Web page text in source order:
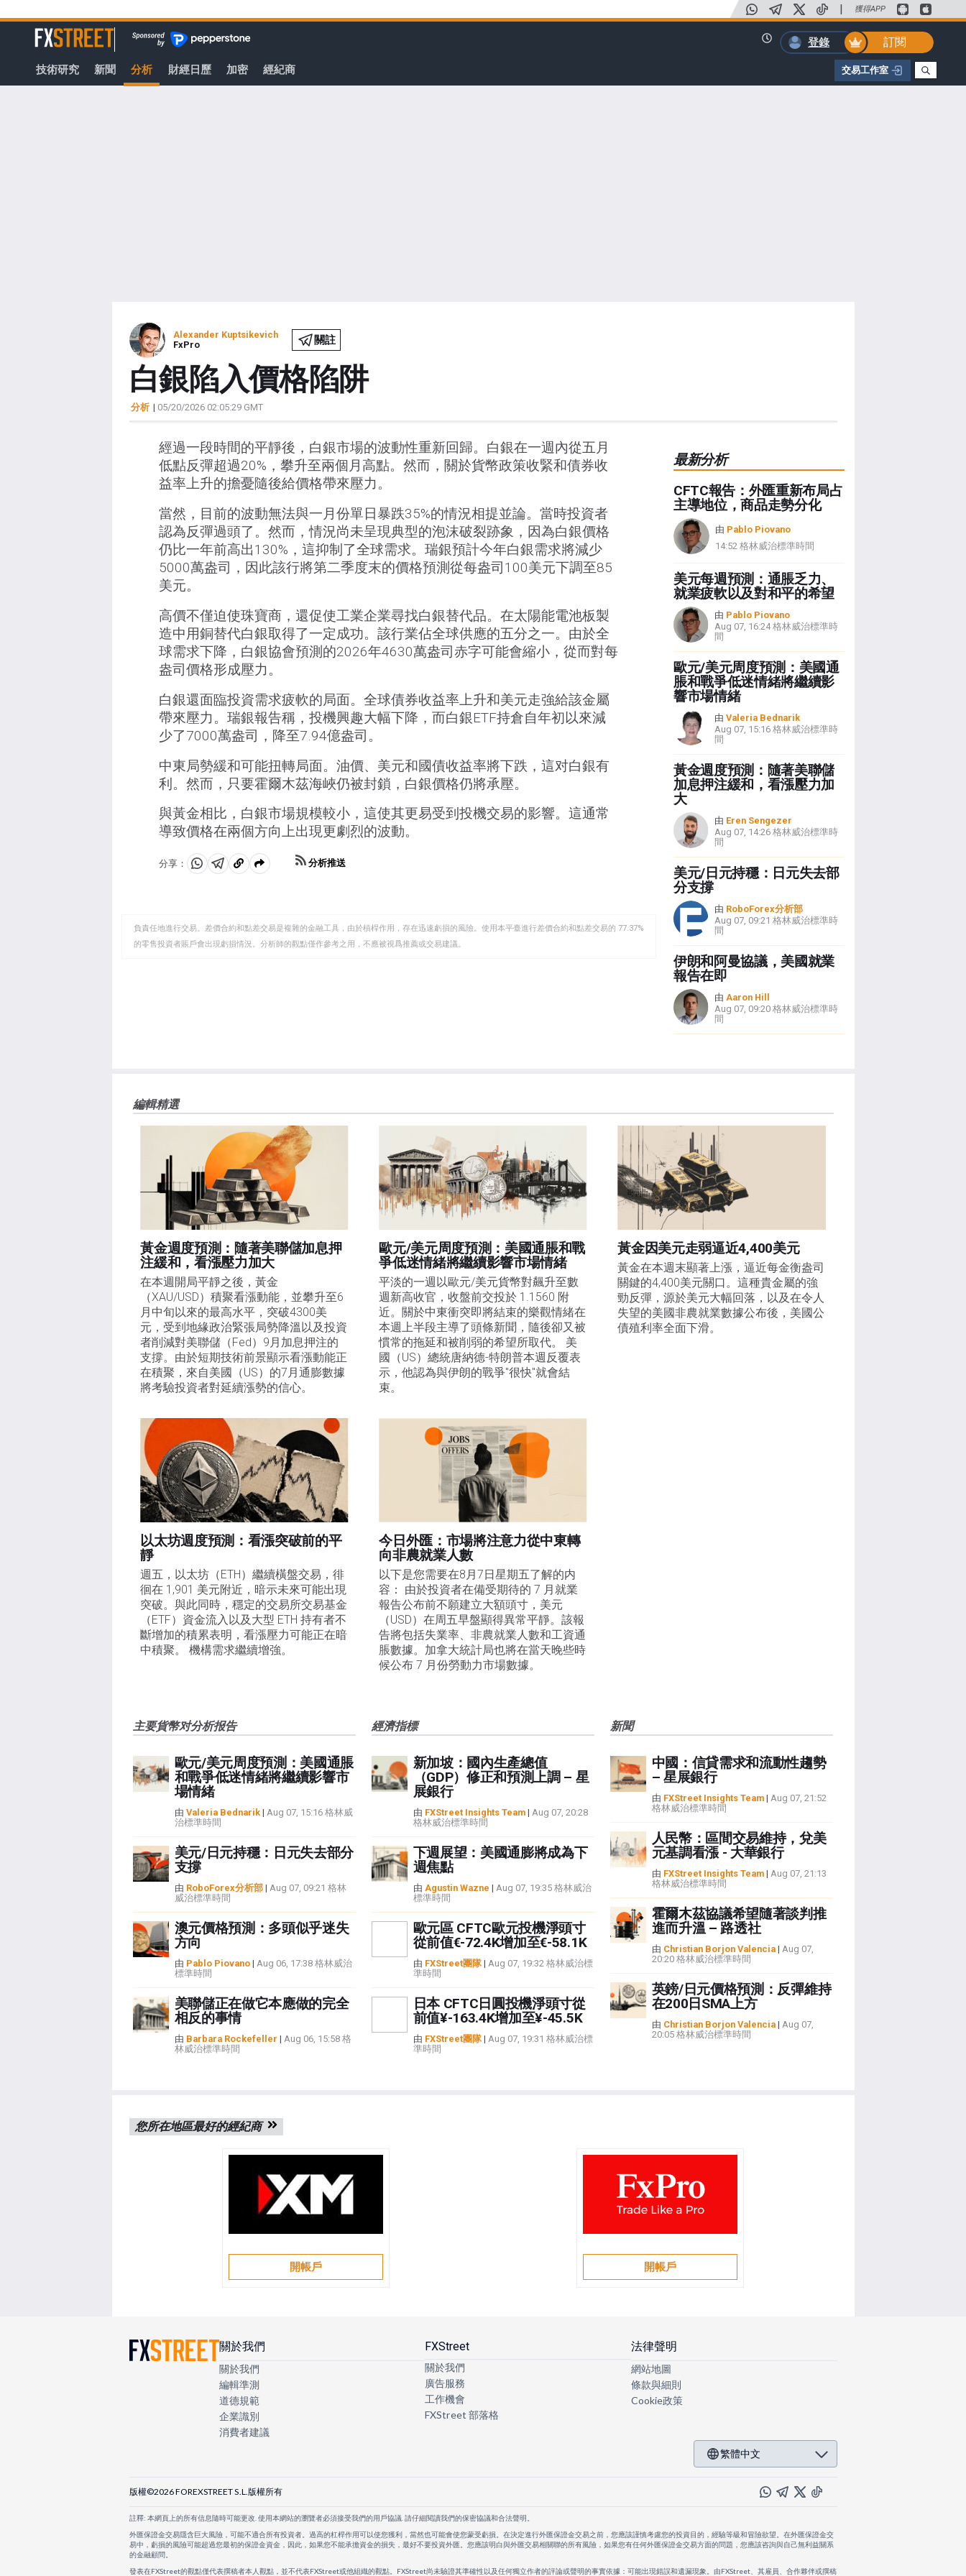
至
容
| 獲得APP
FXStreet
登錄
訂閱
技術研究 新聞 分析 財經日歷 加密 經紀商 交易工作室
Alexander Kuptsikevich
FxPro
關註
白銀陷入價格陷阱
分析 | 05/20/2026 02:05:29 GMT
經過一段時間的平靜後，白銀市場的波動性重新回歸。白銀在一週內從五月
低點反彈超過20%，攀升至兩個月高點。然而，關於貨幣政策收緊和債券收
益率上升的擔憂隨後給價格帶來壓力。
當然，目前的波動無法與一月份單日暴跌35%的情況相提並論。當時投資者
認為反彈過頭了。然而，情況尚未呈現典型的泡沫破裂跡象，因為白銀價格
仍比一年前高出130%，這抑制了全球需求。瑞銀預計今年白銀需求將減少
5000萬盎司，因此該行將第二季度末的價格預測從每盎司100美元下調至85
美元。
高價不僅迫使珠寶商，還促使工業企業尋找白銀替代品。在太陽能電池板製
造中用銅替代白銀取得了一定成功。該行業佔全球供應的五分之一。由於全
球需求下降，白銀協會預測的2026年4630萬盎司赤字可能會縮小，從而對每
盎司價格形成壓力。
白銀還面臨投資需求疲軟的局面。全球債券收益率上升和美元走強給該金屬
帶來壓力。瑞銀報告稱，投機興趣大幅下降，而白銀ETF持倉自年初以來減
少了7000萬盎司，降至7.94億盎司。
中東局勢緩和可能扭轉局面。油價、美元和國債收益率將下跌，這对白銀有
利。然而，只要霍爾木茲海峽仍被封鎖，白銀價格仍將承壓。
與黃金相比，白銀市場規模較小，這使其更易受到投機交易的影響。這通常
導致價格在兩個方向上出現更劇烈的波動。
分享：
分
WhatsApp
分
Telegram
複
剪
貼
分析推送
負責任地進行交易。差價合約和點差交易是複雜的金融工具，由於槓桿作用，存在迅速虧損的風險。使用本平臺進行差價合約和點差交易的 77.37%
的零售投資者賬戶會出現虧損情況。分析師的觀點僅作參考之用，不應被視爲推薦或交易建議。
最新分析
CFTC報告：外匯重新布局占
主導地位，商品走勢分化
由 Pablo Piovano
14:52 格林威治標準時間
美元每週預測：通脹乏力、
就業疲軟以及對和平的希望
由 Pablo Piovano
Aug 07, 16:24 格林威治標準時
間
歐元/美元周度預測：美國通
脹和戰爭低迷情緒將繼續影
響市場情緒
由 Valeria Bednarik
Aug 07, 15:16 格林威治標準時
間
黃金週度預測：隨著美聯儲
加息押注緩和，看漲壓力加
大
由 Eren Sengezer
Aug 07, 14:26 格林威治標準時
間
美元/日元持穩：日元失去部
分支撐
由 RoboForex分析部
Aug 07, 09:21 格林威治標準時
間
伊朗和阿曼協議，美國就業
報告在即
由 Aaron Hill
Aug 07, 09:20 格林威治標準時
間
編輯精選
黃金週度預測：隨著美聯儲加息押
注緩和，看漲壓力加大
在本週開局平靜之後，黃金
（XAU/USD）積聚看漲動能，並攀升至6
月中旬以來的最高水平，突破4300美
元，受到地緣政治緊張局勢降溫以及投資
者削減對美聯儲（Fed）9月加息押注的
支撐。由於短期技術前景顯示看漲動能正
在積聚，來自美國（US）的7月通膨數據
將考驗投資者對延續漲勢的信心。
歐元/美元周度預測：美國通脹和戰
爭低迷情緒將繼續影響市場情緒
平淡的一週以歐元/美元貨幣對飆升至數
週新高收官，收盤前交投於 1.1560 附
近。關於中東衝突即將結束的樂觀情緒在
本週上半段主導了頭條新聞，隨後卻又被
慣常的拖延和被削弱的希望所取代。 美
國（US）總統唐納德-特朗普本週反覆表
示，他認為與伊朗的戰爭"很快"就會結
束。
黃金因美元走弱逼近4,400美元
黃金在本週末顯著上漲，逼近每金衡盎司
關鍵的4,400美元關口。這種貴金屬的強
勁反彈，源於美元大幅回落，以及在令人
失望的美國非農就業數據公布後，美國公
債殖利率全面下滑。
以太坊週度預測：看漲突破前的平
靜
週五，以太坊（ETH）繼續橫盤交易，徘
徊在 1,901 美元附近，暗示未來可能出現
突破。與此同時，穩定的交易所交易基金
（ETF）資金流入以及大型 ETH 持有者不
斷增加的積累表明，看漲壓力可能正在暗
中積聚。 機構需求繼續增強。
今日外匯：市場將注意力從中東轉
向非農就業人數
以下是您需要在8月7日星期五了解的内
容： 由於投資者在備受期待的 7 月就業
報告公布前不願建立大額頭寸，美元
（USD）在周五早盤顯得異常平靜。該報
告將包括失業率、非農就業人數和工資通
脹數據。加拿大統計局也將在當天晚些時
候公布 7 月份勞動力市場數據。
主要貨幣对分析报告
歐元/美元周度預測：美國通脹
和戰爭低迷情緒將繼續影響市
場情緒
由 Valeria Bednarik| Aug 07, 15:16 格林威
治標準時間
美元/日元持穩：日元失去部分
支撐
由 RoboForex分析部| Aug 07, 09:21 格林
威治標準時間
澳元價格預測：多頭似乎迷失
方向
由 Pablo Piovano| Aug 06, 17:38 格林威治
標準時間
美聯儲正在做它本應做的完全
相反的事情
由 Barbara Rockefeller | Aug 06, 15:58 格
林威治標準時間
經濟指標
新加坡：國內生產總值
（GDP）修正和預測上調 – 星
展銀行
由 FXStreet Insights Team| Aug 07, 20:28
格林威治標準時間
下週展望：美國通膨將成為下
週焦點
由 Agustin Wazne | Aug 07, 19:35 格林威治
標準時間
歐元區 CFTC歐元投機淨頭寸
從前值€-72.4K增加至€-58.1K
由 FXStreet團隊| Aug 07, 19:32 格林威治標
準時間
日本 CFTC日圓投機淨頭寸從
前值¥-163.4K增加至¥-45.5K
由 FXStreet團隊| Aug 07, 19:31 格林威治標
準時間
新聞
中國：信貸需求和流動性趨勢
– 星展銀行
由 FXStreet Insights Team| Aug 07, 21:52
格林威治標準時間
人民幣：區間交易維持，兌美
元基調看漲 - 大華銀行
由 FXStreet Insights Team| Aug 07, 21:13
格林威治標準時間
霍爾木茲協議希望隨著談判推
進而升溫 – 路透社
由 Christian Borjon Valencia| Aug 07,
20:20 格林威治標準時間
英鎊/日元價格預測：反彈維持
在200日SMA上方
由 Christian Borjon Valencia| Aug 07,
20:05 格林威治標準時間
您所在地區最好的經紀商
開帳戶 開帳戶
關於我們
關於我們
編輯準測
道德規範
企業識別
消費者建議
FXStreet
關於我們
廣告服務
工作機會
FXStreet 部落格
法律聲明
網站地圖
條款與細則
Cookie政策
繁體中文
版權©2026 FOREXSTREET S.L.版權所有
註釋: 本網頁上的所有信息隨時可能更改. 使用本網站的瀏覽者必須接受我們的用戶協議. 請仔細閱讀我們的保密協議和合法聲明。
外匯保證金交易隱含巨大風險，可能不適合所有投資者。過高的杠桿作用可以使您獲利，當然也可能會使您蒙受虧損。在決定進行外匯保證金交易之前，您應該謹慎考慮您的投資目的，經驗等級和冒險欲望。在外匯保證金交
易中，虧損的風險可能超過您最初的保證金資金，因此，如果您不能承擔資金的損失，最好不要投資外匯。您應該明白與外匯交易相關聯的所有風險，如果您有任何外匯保證金交易方面的問題，您應該咨詢與自己無利益關系
的金融顧問。
發表在FXStreet的觀點僅代表撰稿者本人觀點，並不代表FXStreet或他組織的觀點。FXStreet尚未驗證其準確性以及任何獨立作者的評論或聲明的事實依據：可能出現錯誤和遺漏現象。由FXStreet、其雇員、合作夥伴或撰稿